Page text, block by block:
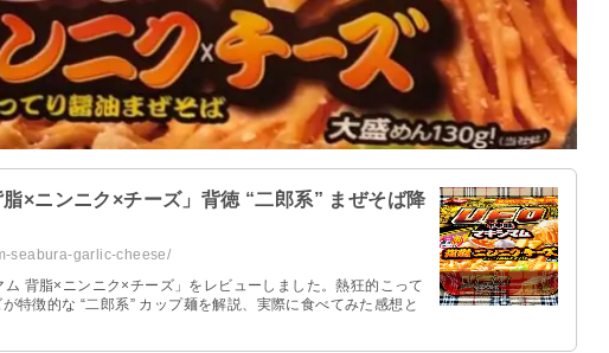
×ニンニク×チーズ」背徳 “二郎系” まぜそば降
seabura-garlic-cheese/
背脂×ニンニク×チーズ」をレビューしました。熱狂的こって
特徴的な “二郎系” カップ麺を解説、実際に食べてみた感想と